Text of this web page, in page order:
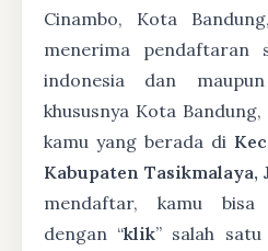
Cinambo, Kota
menerima pendaftaran
indonesia dan
khususnya Kota
kamu yang berada di
Kabupaten Tasikmalaya,
mendaftar, kamu bisa
dengan “klik” salah